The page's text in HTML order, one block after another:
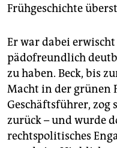
Frühgeschichte
Er war dabei
pädofreundlich
zu haben. Beck, bis
Macht in der grünen
Geschäftsführer, zog
zurück – und wurde
rechtspolitisches